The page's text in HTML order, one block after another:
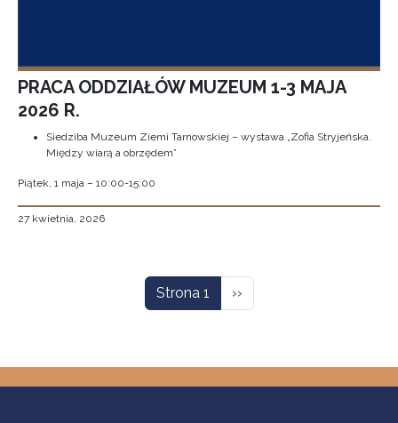
PRACA ODDZIAŁÓW MUZEUM 1-3 MAJA
2026 R.
Siedziba Muzeum Ziemi Tarnowskiej – wystawa „Zofia Stryjeńska.
Między wiarą a obrzędem”
Piątek, 1 maja – 10:00-15:00
27 kwietnia, 2026
Strona 1 Następna strona
››